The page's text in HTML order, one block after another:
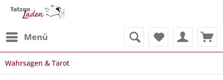
Menü
Wahrsagen & Tarot